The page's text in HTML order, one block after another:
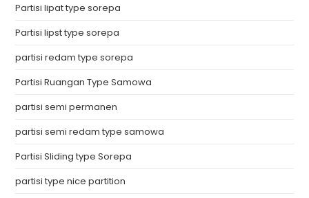
Partisi lipat type sorepa
Partisi lipst type sorepa
partisi redam type sorepa
Partisi Ruangan Type Samowa
partisi semi permanen
partisi semi redam type samowa
Partisi Sliding type Sorepa
partisi type nice partition